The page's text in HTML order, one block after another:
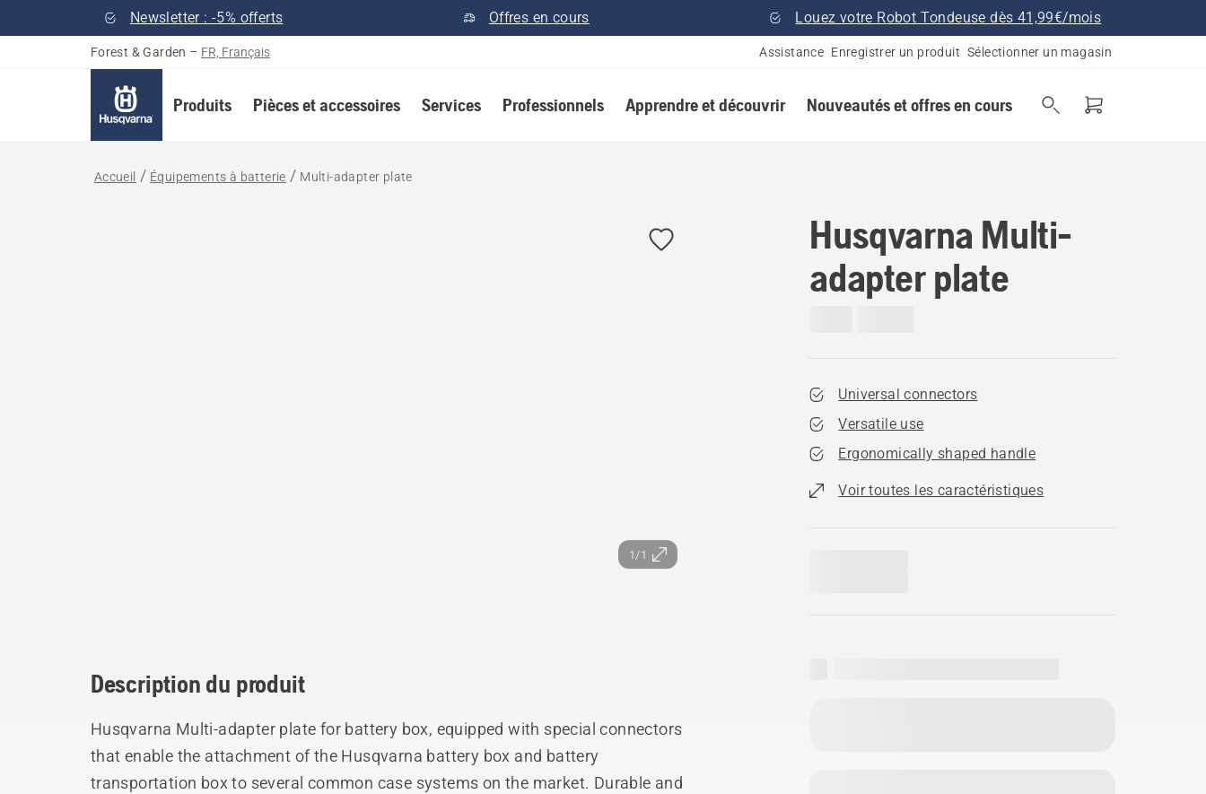
Newsletter : -5% offerts Offres en cours Louez votre Robot Tondeuse dès 41,99€/mois
Forest & Garden – FR, Français Assistance Enregistrer un produit Sélectionner un magasin
Produits Pièces et accessoires Services Professionnels Apprendre et découvrir Nouveautés et offres en cours
Accueil Équipements à batterie Multi-adapter plate
1/1
Husqvarna Multi-
adapter plate
Universal connectors
Versatile use
Ergonomically shaped handle
Voir toutes les caractéristiques
Description du produit
Husqvarna Multi-adapter plate for battery box, equipped with special connectors
that enable the attachment of the Husqvarna battery box and battery
transportation box to several common case systems on the market. Durable and